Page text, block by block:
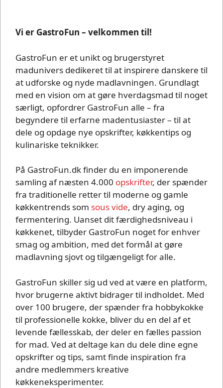
Vi er GastroFun – velkommen til!
GastroFun er et unikt og brugerstyret
madunivers dedikeret til at inspirere danskere til
at udforske og nyde madlavningen. Grundlagt
med en vision om at gøre hverdagsmad til noget
særligt, opfordrer GastroFun alle – fra
begyndere til erfarne madentusiaster – til at
dele og opdage nye opskrifter, køkkentips og
kulinariske teknikker.
På GastroFun.dk finder du en imponerende
samling af næsten 4.000 opskrifter, der spænder
fra traditionelle retter til moderne og gamle
køkkentrends som sous vide, dry aging, og
fermentering. Uanset dit færdighedsniveau i
køkkenet, tilbyder GastroFun noget for enhver
smag og ambition, med det formål at gøre
madlavning sjovt og tilgængeligt for alle.
GastroFun skiller sig ud ved at være en platform,
hvor brugerne aktivt bidrager til indholdet. Med
over 100 brugere, der spænder fra hobbykokke
til professionelle kokke, bliver du en del af et
levende fællesskab, der deler en fælles passion
for mad. Ved at deltage kan du dele dine egne
opskrifter og tips, samt finde inspiration fra
andre medlemmers kreative
køkkeneksperimenter.